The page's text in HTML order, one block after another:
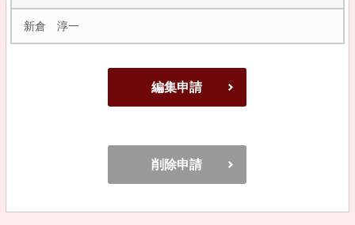
新倉 淳一
編集申請
削除申請